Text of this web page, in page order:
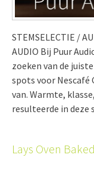
STEMSELECTIE /
AUDIO Bij Puur
zoeken van de
spots voor Nescafé
van. Warmte,
resulteerde in deze
Lays Oven